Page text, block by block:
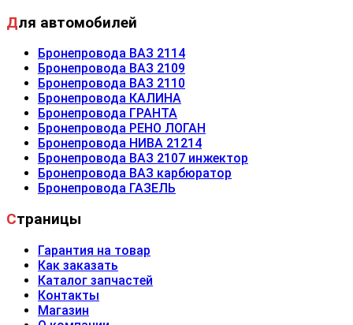
Для автомобилей
Бронепровода ВАЗ 2114
Бронепровода ВАЗ 2109
Бронепровода ВАЗ 2110
Бронепровода КАЛИНА
Бронепровода ГРАНТА
Бронепровода РЕНО ЛОГАН
Бронепровода НИВА 21214
Бронепровода ВАЗ 2107 инжектор
Бронепровода ВАЗ карбюратор
Бронепровода ГАЗЕЛЬ
Страницы
Гарантия на товар
Как заказать
Каталог запчастей
Контакты
Магазин